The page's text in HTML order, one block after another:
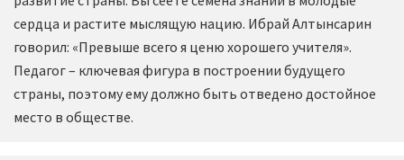
сердца и растите мыслящую нацию. Ибрай Алтынсарин
говорил: «Превыше всего я ценю хорошего учителя».
Педагог – ключевая фигура в построении будущего
страны, поэтому ему должно быть отведено достойное
место в обществе.